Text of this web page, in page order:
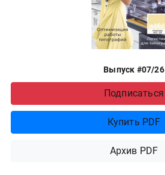
Выпуск #07/26
Подписаться
Купить PDF
Архив PDF